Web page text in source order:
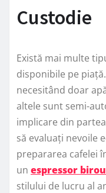
Custodie
Există mai multe
disponibile pe
necesitând doar
altele sunt semi-
implicare din
să evaluați nevoile
prepararea cafelei
un espressor
stilului de lucru al